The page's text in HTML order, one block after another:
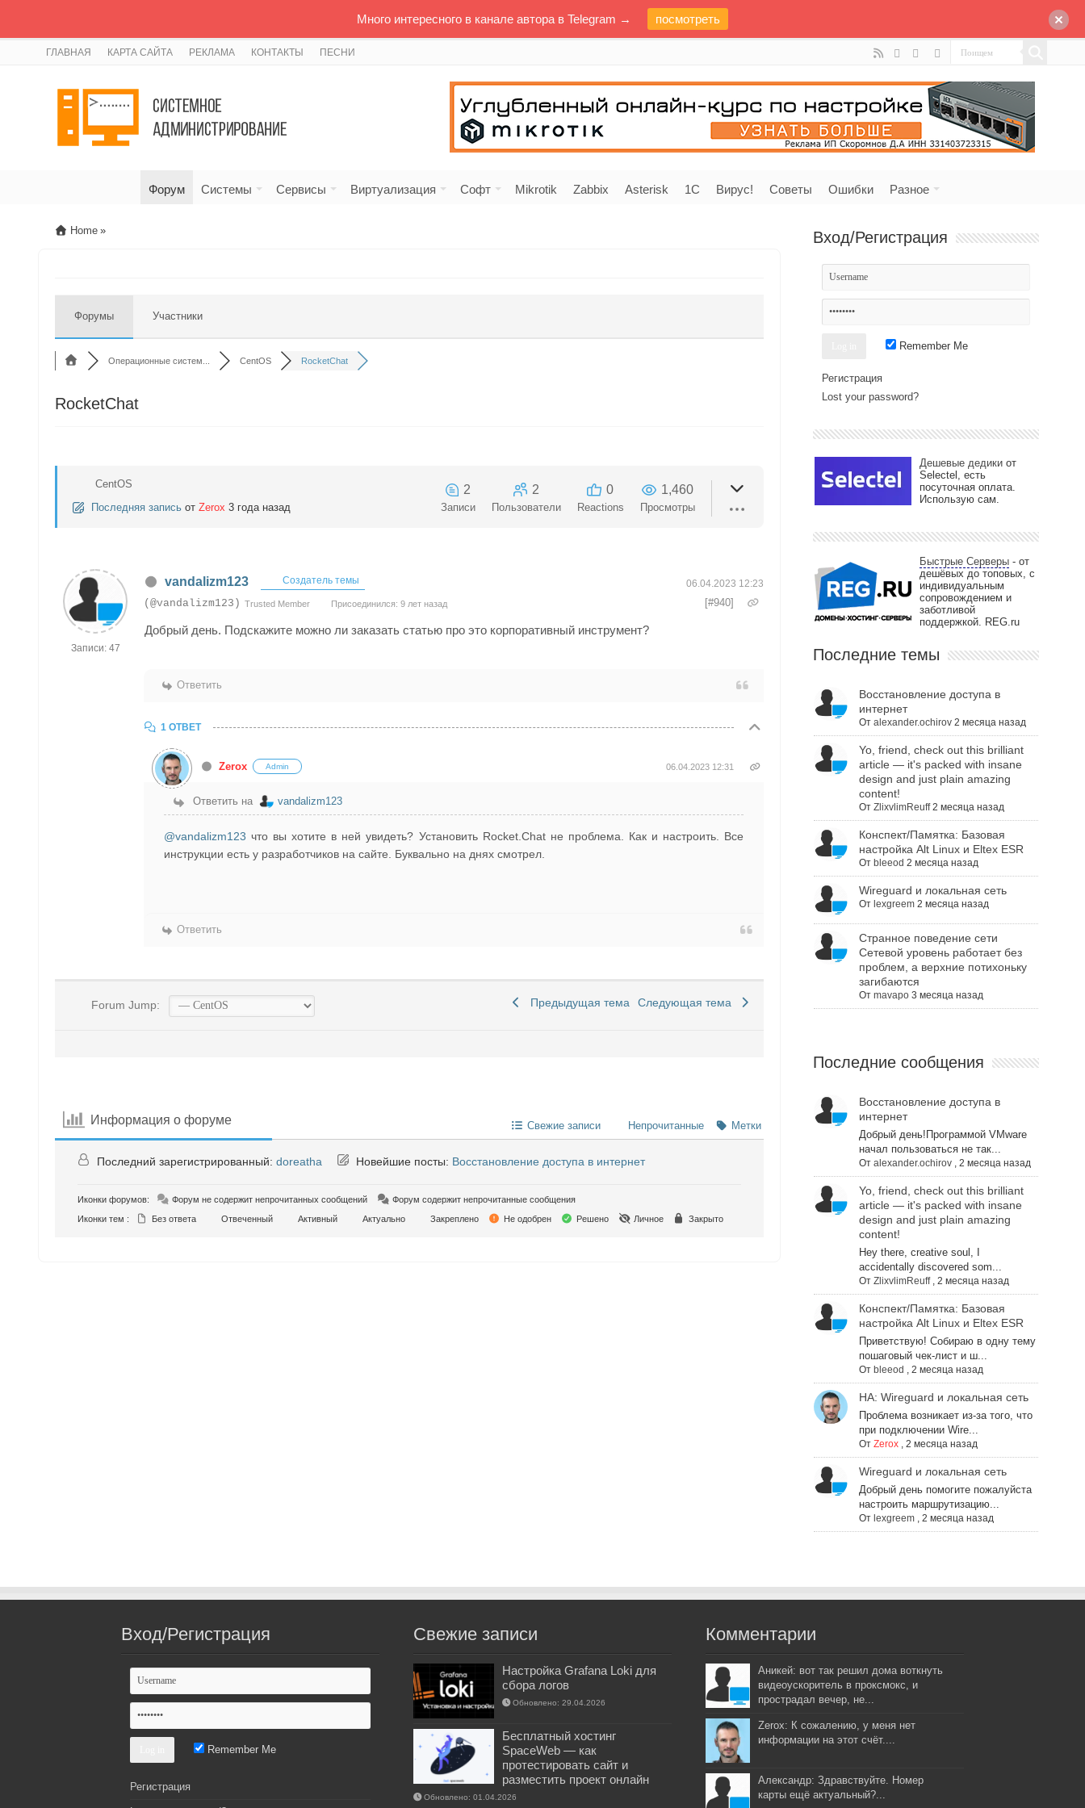
ГЛАВНАЯ КАРТА САЙТА РЕКЛАМА КОНТАКТЫ ПЕСНИ
Форум Системы Сервисы Виртуализация Софт Mikrotik Zabbix Asterisk 1C Вирус! Советы Ошибки Разное
Home »
Форумы Участники
Операционные систем... CentOS RocketChat
RocketChat
CentOS
Последняя запись от Zerox 3 года назад
2
Записи
2
Пользователи
0
Reactions
1,460
Просмотры
Записи: 47
vandalizm123 Создатель темы 06.04.2023 12:23
(@vandalizm123) Trusted Member Присоединился: 9 лет назад [#940]
Добрый день. Подскажите можно ли заказать статью про это корпоративный инструмент?
Ответить
1 ОТВЕТ
Zerox Admin 06.04.2023 12:31
Ответить на vandalizm123
@vandalizm123 что вы хотите в ней увидеть? Установить Rocket.Chat не проблема. Как и настроить. Все
инструкции есть у разработчиков на сайте. Буквально на днях смотрел.
Ответить
Forum Jump: Предыдущая тема Следующая тема
Информация о форуме Свежие записи Непрочитанные Метки
Последний зарегистрированный: doreatha Новейшие посты: Восстановление доступа в интернет
Иконки форумов: Форум не содержит непрочитанных сообщений
Форум содержит непрочитанные сообщения
Иконки тем :
Без ответа Отвеченный Активный Актуально Закреплено Не одобрен Решено Личное Закрыто
Вход/Регистрация
Remember Me
Регистрация
Lost your password?
Дешевые дедики от
Selectel, есть
посуточная оплата.
Использую сам.
Быстрые Серверы - от
дешёвых до топовых, с
индивидуальным
сопровождением и
заботливой
поддержкой. REG.ru
Последние темы
Восстановление доступа в
интернет
От alexander.ochirov 2 месяца назад
Yo, friend, check out this brilliant
article — it's packed with insane
design and just plain amazing
content!
От ZlixvlimReuff 2 месяца назад
Конспект/Памятка: Базовая
настройка Alt Linux и Eltex ESR
От bleeod 2 месяца назад
Wireguard и локальная сеть
От lexgreem 2 месяца назад
Cтранное поведение сети
Сетевой уровень работает без
проблем, а верхние потихоньку
загибаются
От mavapo 3 месяца назад
Последние сообщения
Восстановление доступа в
интернет
Добрый день!Программой VMware
начал пользоваться не так...
От alexander.ochirov, 2 месяца назад
Yo, friend, check out this brilliant
article — it's packed with insane
design and just plain amazing
content!
Hey there, creative soul, I
accidentally discovered som...
От ZlixvlimReuff, 2 месяца назад
Конспект/Памятка: Базовая
настройка Alt Linux и Eltex ESR
Приветствую! Собираю в одну тему
пошаговый чек-лист и ш...
От bleeod , 2 месяца назад
НА: Wireguard и локальная сеть
Проблема возникает из-за того, что
при подключении Wire...
От Zerox, 2 месяца назад
Wireguard и локальная сеть
Добрый день помогите пожалуйста
настроить маршрутизацию...
От lexgreem, 2 месяца назад
Вход/Регистрация
Remember Me
Регистрация
Свежие записи
Настройка Grafana Loki для
сбора логов
Обновлено: 29.04.2026
Бесплатный хостинг
SpaceWeb — как
протестировать сайт и
разместить проект онлайн
Обновлено: 01.04.2026
Комментарии
Аникей: вот так решил дома воткнуть
видеоускоритель в проксмокс, и
прострадал вечер, не...
Zerox: К сожалению, у меня нет
информации на этот счёт....
Александр: Здравствуйте. Номер
карты ещё актуальный?...
Много интересного в канале автора в Telegram → посмотреть